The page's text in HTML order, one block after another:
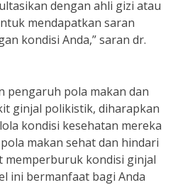
dengan ahli gizi atau
mendapatkan saran
kondisi Anda,” saran dr.
pengaruh pola makan dan
ginjal polikistik, diharapkan
kondisi kesehatan mereka
makan sehat dan hindari
kondisi ginjal
ini bermanfaat bagi Anda